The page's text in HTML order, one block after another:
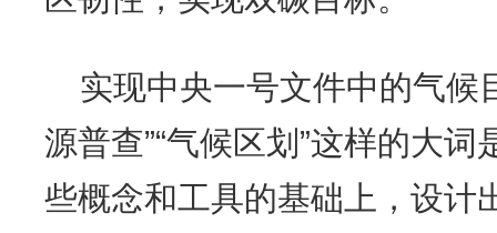
实现中央一号文件中的气候
源普查”“气候区划”这样的大
些概念和工具的基础上，设计